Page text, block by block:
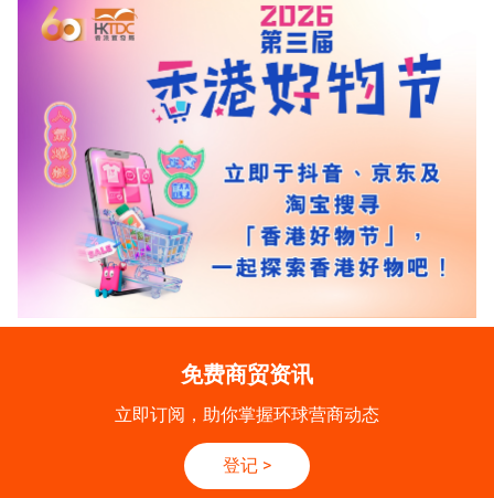
免费商贸资讯
立即订阅，助你掌握环球营商动态
登记 >